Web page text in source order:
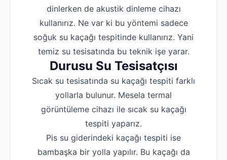
dinlerken de akustik dinleme cihazı
kullanırız. Ne var ki bu yöntemi sadece
soğuk su kaçağı tespitinde kullanırız. Yani
temiz su tesisatında bu teknik işe yarar.
Durusu Su Tesisatçısı
Sıcak su tesisatında su kaçağı tespiti farklı
yollarla bulunur. Mesela termal
görüntüleme cihazı ile sıcak su kaçağı
tespiti yaparız.
Pis su giderindeki kaçağı tespiti ise
bambaşka bir yolla yapılır. Bu kaçağı da